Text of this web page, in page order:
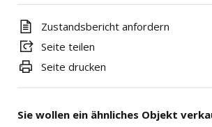
Zustandsbericht anfordern
Seite teilen
Seite drucken
Sie wollen ein ähnliches Objekt